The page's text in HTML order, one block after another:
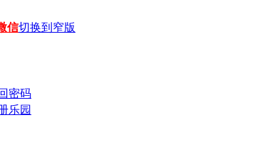
信切换到窄版
密码
乐园